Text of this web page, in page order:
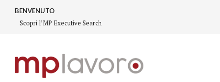
content
BENVENUTO
Scopri l’MP Executive Search